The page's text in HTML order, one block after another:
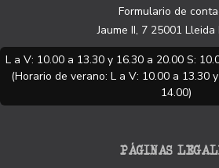
Formulario de
Jaume II, 7 25001 Lleida
L a V: 10.00 a 13.30 y 16.30 a 20.00 S:
(Horario de verano: L a V: 10.00 a 13.30
14.00)
PÁGINAS